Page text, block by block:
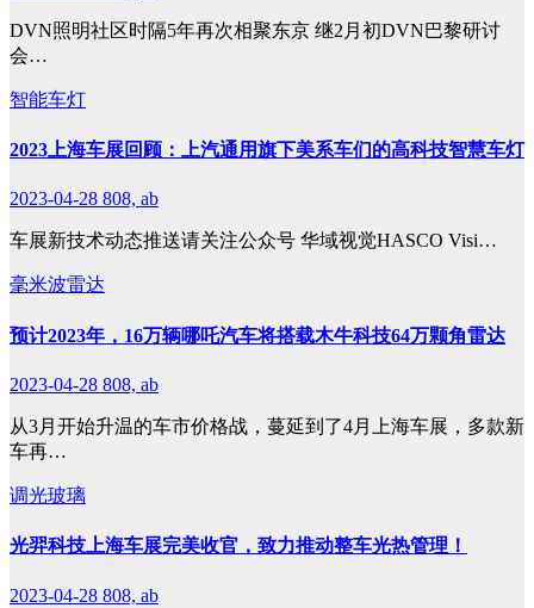
DVN照明社区时隔5年再次相聚东京 继2月初DVN巴黎研讨
会…
智能车灯
2023上海车展回顾：上汽通用旗下美系车们的高科技智慧车灯
2023-04-28 808, ab
车展新技术动态推送请关注公众号 华域视觉HASCO Visi…
毫米波雷达
预计2023年，16万辆哪吒汽车将搭载木牛科技64万颗角雷达
2023-04-28 808, ab
从3月开始升温的车市价格战，蔓延到了4月上海车展，多款新
车再…
调光玻璃
光羿科技上海车展完美收官，致力推动整车光热管理！
2023-04-28 808, ab